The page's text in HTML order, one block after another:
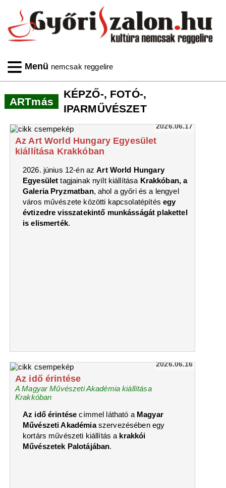
Menü nemcsak reggelire
ARTmás
KÉPZŐ-, FOTÓ-,
IPARMŰVÉSZET
2026.06.17
Az Art World Hungary Egyesület
kiállítása Krakkóban
2026. június 12-én azArt World Hungary
Egyesület tagjainak nyílt kiállítása Krakkóban, a
Galeria Pryzmatban, ahol a győri és a lengyel
város művészete közötti kapcsolatépítés egy
évtizedre visszatekintő munkásságát plakettel
is elismerték.
2026.06.16
Az idő érintése
A Magyar Művészeti Akadémia kiállítása
Krakkóban
Az idő érintése címmel látható aMagyar
Művészeti Akadémiaszervezésében egy
kortárs művészeti kiállítás a krakkói
Művészetek Palotájában.